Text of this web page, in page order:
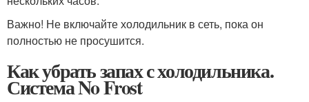
Важно! Не включайте холодильник в сеть, пока он
полностью не просушится.
Как убрать запах с холодильника.
Система No Frost